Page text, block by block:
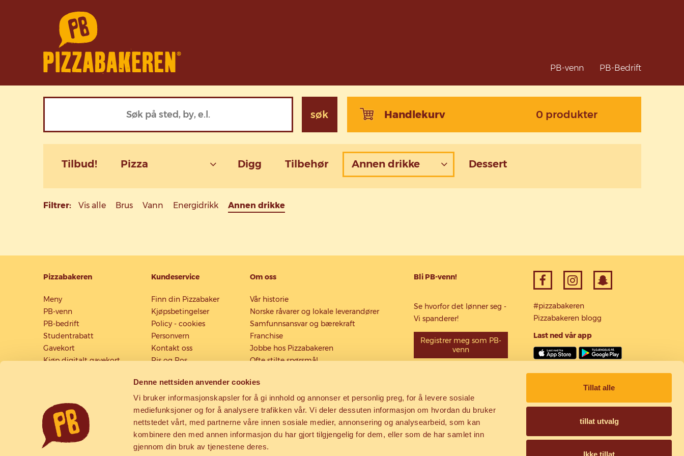
Denne nettsiden anvender cookies
Vi bruker informasjonskapsler for å gi innhold og annonser et personlig preg, for å levere sosiale
mediefunksjoner og for å analysere trafikken vår. Vi deler dessuten informasjon om hvordan du bruker
nettstedet vårt, med partnerne våre innen sosiale medier, annonsering og analysearbeid, som kan
kombinere den med annen informasjon du har gjort tilgjengelig for dem, eller som de har samlet inn
gjennom din bruk av tjenestene deres.
Tillat alle
tillat utvalg
Ikke tillat
PB-venn PB-Bedrift
Handlekurv 0 produkter
søk
Tilbud! Pizza Digg Tilbehør Annen drikke Dessert
Filtrer: Vis alle Brus Vann Energidrikk Annen drikke
Pizzabakeren
Meny
PB-venn
PB-bedrift
Studentrabatt
Gavekort
Kjøp digitalt gavekort
Kundeservice
Finn din Pizzabaker
Kjøpsbetingelser
Policy - cookies
Personvern
Kontakt oss
Ris og Ros
Om oss
Vår historie
Norske råvarer og lokale leverandører
Samfunnsansvar og bærekraft
Franchise
Jobbe hos Pizzabakeren
Ofte stilte spørsmål
Bli PB-venn!
Se hvorfor det lønner seg -
Vi spanderer!
Registrer meg som PB-
venn
#pizzabakeren
Pizzabakeren blogg
Last ned vår app
Sikker betaling via